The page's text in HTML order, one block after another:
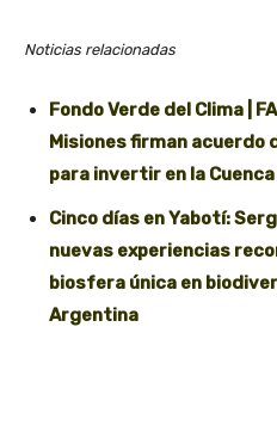
Noticias relacionadas
Fondo Verde del Clima |
Misiones firman acuerdo
para invertir en la
Cinco días en Yabotí:
nuevas experiencias
biosfera única en
Argentina